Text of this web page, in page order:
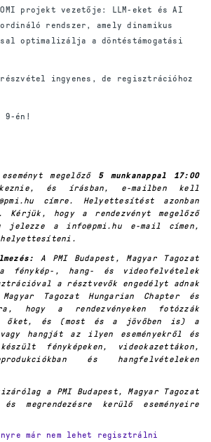
projekt vezetője: LLM-eket és AI
rendszer, amely dinamikus
optimalizálja a döntéstámogatási
részvétel ingyenes, de regisztrációhoz
9-én!
megelőző 5 munkanappal 17:00
és írásban, e-mailben kell
címre. Helyettesítést azonban
Kérjük, hogy a rendezvényt megelőző
jelezze a info@pmi.hu e-mail címen,
A PMI Budapest, Magyar Tagozat
fénykép-, hang- és videofelvételek
a résztvevők engedélyt adnak
Tagozat Hungarian Chapter és
hogy a rendezvényeken fotózzák
őket, és (most és a jövőben is) a
hangját az ilyen eseményekről és
fényképeken, videokazettákon,
és hangfelvételeken
a PMI Budapest, Magyar Tagozat
megrendezésre kerülő eseményeire
már nem lehet regisztrálni